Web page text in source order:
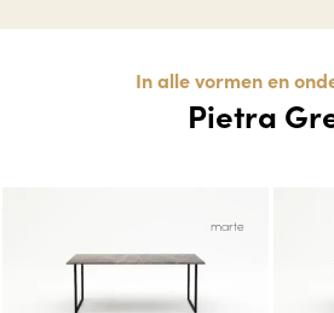
In alle vormen en
Pietra
marte